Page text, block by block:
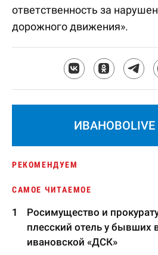
ответственность за
дорожного движения».
ИВАНОВОLIVE
РЕКОМЕНДУЕМ
САМОЕ ЧИТАЕМОЕ
Росимущество и
плесский отель у бывших
ивановской «ДСК»